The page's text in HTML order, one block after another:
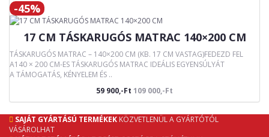
-45%
17 CM TÁSKARUGÓS MATRAC 140×200 CM
TÁSKARUGÓS MATRAC – 140×200 CM (KB. 17 CM VASTAG)FEDEZD FEL
A140 × 200 CM-ES TÁSKARUGÓS MATRAC IDEÁLIS EGYENSÚLYÁT
A TÁMOGATÁS, KÉNYELEM ÉS ..
59 900,-Ft 109 000,-Ft
SAJÁT GYÁRTÁSÚ TERMÉKEK KÖZVETLENÜL A GYÁRTÓTÓL
VÁSÁROLHAT